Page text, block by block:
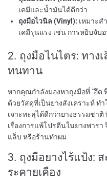
เคมีและน้ำมันได้ดีกว่า
ถุงมือไวนิล (Vinyl): เหมาะส
เคมีรุนแรง เช่น การหยิบจับ
2. ถุงมือไนไตร: ทาง
ทนทาน
หากคุณกำลังมองหาถุงมือที่ “อึด
ด้วยวัสดุที่เป็นยางสังเคราะห์ ท
เจาะทะลุได้ดีกว่ายางธรรมชา
เรื่องการแพ้โปรตีนในยางพาร
แล็บ หรือร้านทำผม
3. ถุงมือยางไร้แป้ง:
ระคายเคือง